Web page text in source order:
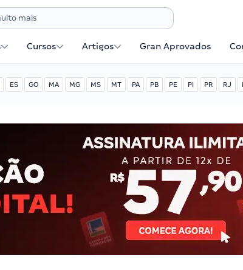
Cursos Artigos Gran Aprovados
ES GO MA MG MS MT PA PB PE PI PR RJ